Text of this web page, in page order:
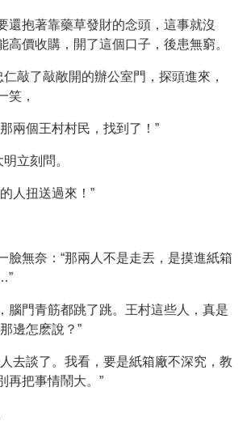
還抱著靠藥草發財的念頭，這事就沒
高價收購，開了這個口子，後患無窮。
仁敲了敲敞開的辦公室門，探頭進來，
笑，
兩個王村村民，找到了！”
立刻問。
人扭送過來！”
臉無奈：“那兩人不是走丟，是摸進紙箱
腦門青筋都跳了跳。王村這些人，真是
邊怎麽說？”
去談了。我看，要是紙箱廠不深究，教
再把事情鬧大。”